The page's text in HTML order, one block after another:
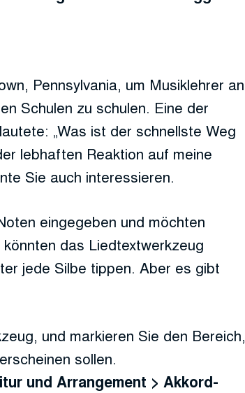
Pennsylvania, um Musiklehrer an
Schulen zu schulen. Eine der
„Was ist der schnellste Weg
lebhaften Reaktion auf meine
Sie auch interessieren.
eingegeben und möchten
das Liedtextwerkzeug
jede Silbe tippen. Aber es gibt
und markieren Sie den Bereich,
sollen.
und Arrangement > Akkord-